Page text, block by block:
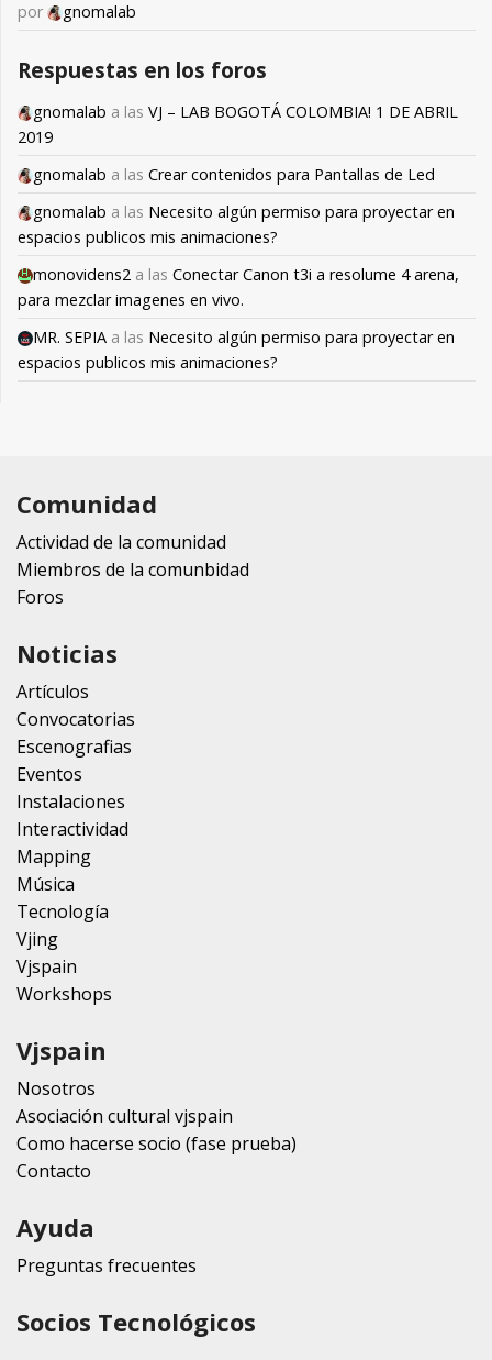
por
gnomalab
Respuestas en los foros
gnomalab a las VJ – LAB BOGOTÁ COLOMBIA! 1 DE ABRIL
2019
gnomalab a las Crear contenidos para Pantallas de Led
gnomalab a las Necesito algún permiso para proyectar en
espacios publicos mis animaciones?
monovidens2 a las Conectar Canon t3i a resolume 4 arena,
para mezclar imagenes en vivo.
MR. SEPIA a las Necesito algún permiso para proyectar en
espacios publicos mis animaciones?
Comunidad
Actividad de la comunidad
Miembros de la comunbidad
Foros
Noticias
Artículos
Convocatorias
Escenografias
Eventos
Instalaciones
Interactividad
Mapping
Música
Tecnología
Vjing
Vjspain
Workshops
Vjspain
Nosotros
Asociación cultural vjspain
Como hacerse socio (fase prueba)
Contacto
Ayuda
Preguntas frecuentes
Socios Tecnológicos